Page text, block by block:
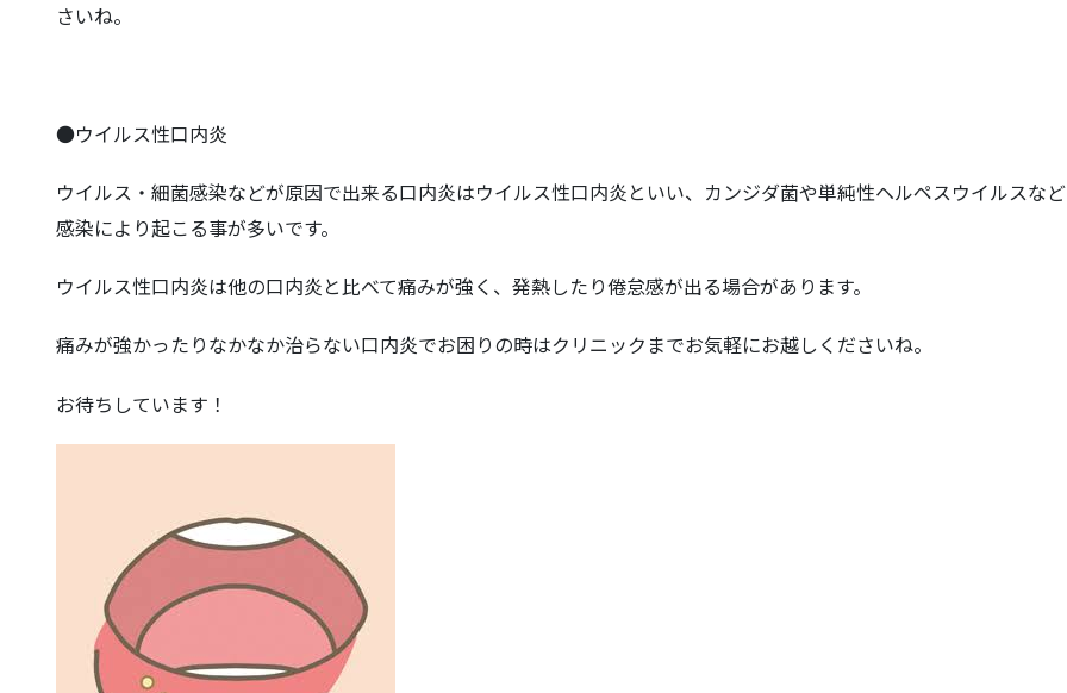
さいね。
●ウイルス性口内炎
ウイルス・細菌感染などが原因で出来る口内炎はウイルス性口内炎といい、カンジダ菌や単純性ヘルペスウイルスな
感染により起こる事が多いです。
ウイルス性口内炎は他の口内炎と比べて痛みが強く、発熱したり倦怠感が出る場合があります。
痛みが強かったりなかなか治らない口内炎でお困りの時はクリニックまでお気軽にお越しくださいね。
お待ちしています！